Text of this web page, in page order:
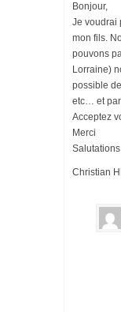
Loisirs
Sorties
Strava
Route, Piste,
Plan
Nos
Nos
Bonjour,
Je voudrai
mon fils.
pouvons
Lorraine)
possible
etc… et par
Acceptez
Merci
Salutations
Christian